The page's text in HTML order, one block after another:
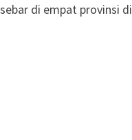
di empat provinsi di